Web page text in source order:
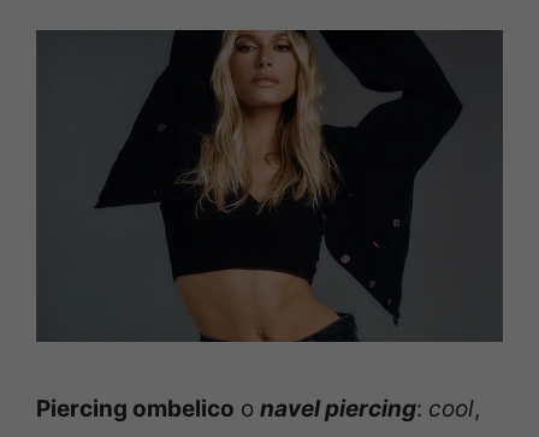
Piercing ombelico o navel piercing: cool,